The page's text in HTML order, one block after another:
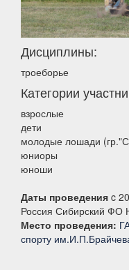
Дисциплины:
троеборье
Категории
взрослые
дети
молодые лошади
юниоры
юноши
Даты проведения c
Россия Сибирский ФО
Место проведения:
спорту